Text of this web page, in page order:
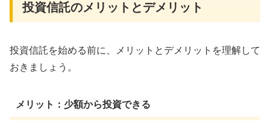
投資信託のメリットとデメリット
投資信託を始める前に、メリットとデメリットを理解して
おきましょう。
メリット：少額から投資できる